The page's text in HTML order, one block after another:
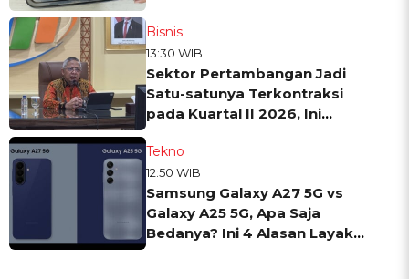
Bisnis
13:30 WIB
Sektor Pertambangan Jadi
Satu-satunya Terkontraksi
pada Kuartal II 2026, Ini
Tekno
12:50 WIB
Samsung Galaxy A27 5G vs
Galaxy A25 5G, Apa Saja
Bedanya? Ini 4 Alasan Layak